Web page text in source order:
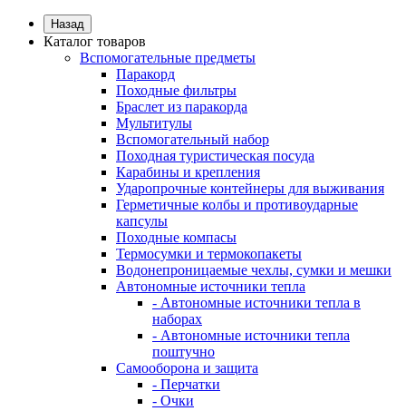
Назад
Каталог товаров
Вспомогательные предметы
Паракорд
Походные фильтры
Браслет из паракорда
Мультитулы
Вспомогательный набор
Походная туристическая посуда
Карабины и крепления
Ударопрочные контейнеры для выживания
Герметичные колбы и противоударные
капсулы
Походные компасы
Термосумки и термокопакеты
Водонепроницаемые чехлы, сумки и мешки
Автономные источники тепла
- Автономные источники тепла в
наборах
- Автономные источники тепла
поштучно
Самооборона и защита
- Перчатки
- Очки